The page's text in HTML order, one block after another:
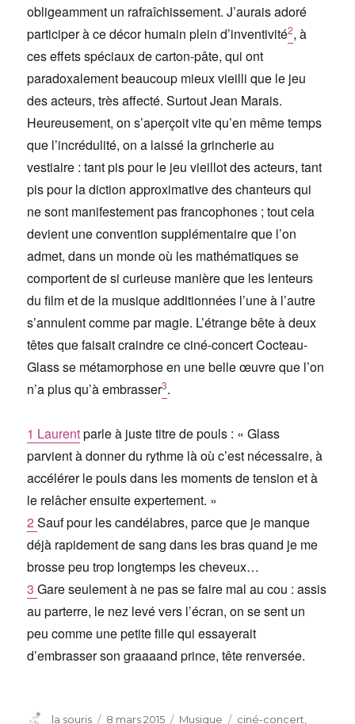
obligeamment un rafraîchissement. J’aurais adoré
participer à ce décor humain plein d’inventivité2, à
ces effets spéciaux de carton-pâte, qui ont
paradoxalement beaucoup mieux vieilli que le jeu
des acteurs, très affecté. Surtout Jean Marais.
Heureusement, on s’aperçoit vite qu’en même temps
que l’incrédulité, on a laissé la grincherie au
vestiaire : tant pis pour le jeu vieillot des acteurs, tant
pis pour la diction approximative des chanteurs qui
ne sont manifestement pas francophones ; tout cela
devient une convention supplémentaire que l’on
admet, dans un monde où les mathématiques se
comportent de si curieuse manière que les lenteurs
du film et de la musique additionnées l’une à l’autre
s’annulent comme par magie. L’étrange bête à deux
têtes que faisait craindre ce ciné-concert Cocteau-
Glass se métamorphose en une belle œuvre que l’on
n’a plus qu’à embrasser3.
1 Laurentparle à juste titre de pouls : « Glass
parvient à donner du rythme là où c’est nécessaire, à
accélérer le pouls dans les moments de tension et à
le relâcher ensuite expertement. »
2Sauf pour les candélabres, parce que je manque
déjà rapidement de sang dans les bras quand je me
brosse peu trop longtemps les cheveux…
3Gare seulement à ne pas se faire mal au cou : assis
au parterre, le nez levé vers l’écran, on se sent un
peu comme une petite fille qui essayerait
d’embrasser son graaaand prince, tête renversée.
Auteur
la souris
Publié
8 mars 2015 Catégories
Musique Étiquettes
ciné-concert,